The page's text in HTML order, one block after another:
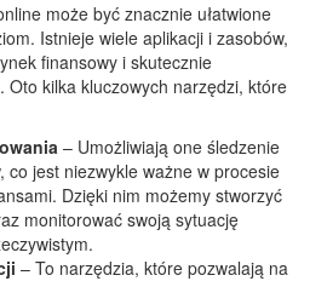
może być znacznie ułatwione
Istnieje wiele aplikacji i zasobów,
finansowy i skutecznie
Oto kilka kluczowych narzędzi, które
– Umożliwiają one śledzenie
co jest niezwykle ważne w procesie
Dzięki nim możemy stworzyć
monitorować swoją sytuację
– To narzędzia, które pozwalają na